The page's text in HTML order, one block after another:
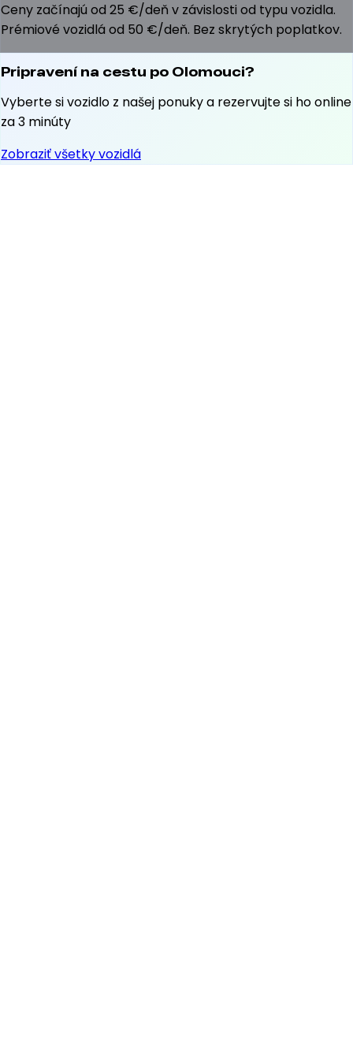
Ceny začínajú od 25 €/deň v závislosti od typu vozidla.
Prémiové vozidlá od 50 €/deň. Bez skrytých poplatkov.
Pripravení na cestu po Olomouci?
Vyberte si vozidlo z našej ponuky a rezervujte si ho online
za 3 minúty
Zobraziť všetky vozidlá